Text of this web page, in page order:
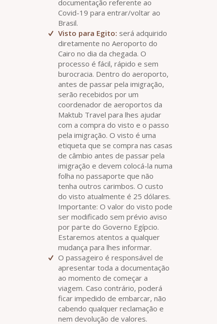
documentação referente ao
Covid-19 para entrar/voltar ao
Brasil.
Visto para Egito: será adquirido
diretamente no Aeroporto do
Cairo no dia da chegada. O
processo é fácil, rápido e sem
burocracia. Dentro do aeroporto,
antes de passar pela imigração,
serão recebidos por um
coordenador de aeroportos da
Maktub Travel para lhes ajudar
com a compra do visto e o passo
pela imigração. O visto é uma
etiqueta que se compra nas casas
de câmbio antes de passar pela
imigração e devem colocá-la numa
folha no passaporte que não
tenha outros carimbos. O custo
do visto atualmente é 25 dólares.
Importante: O valor do visto pode
ser modificado sem prévio aviso
por parte do Governo Egípcio.
Estaremos atentos a qualquer
mudança para lhes informar.
O passageiro é responsável de
apresentar toda a documentação
ao momento de começar a
viagem. Caso contrário, poderá
ficar impedido de embarcar, não
cabendo qualquer reclamação e
nem devolução de valores.